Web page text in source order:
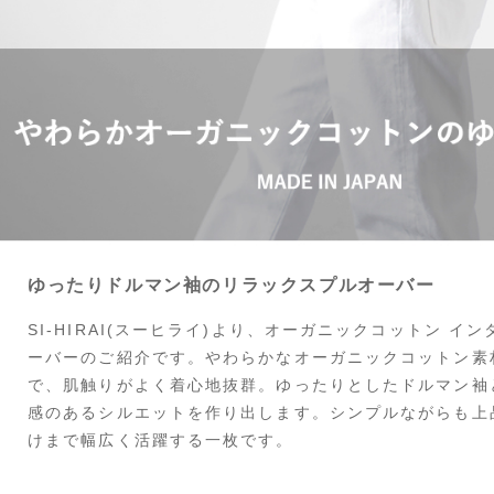
ゆったりドルマン袖のリラックスプルオーバー
SI-HIRAI(スーヒライ)より、オーガニックコットン イン
ーバーのご紹介です。やわらかなオーガニックコットン
で、肌触りがよく着心地抜群。ゆったりとしたドルマン
感のあるシルエットを作り出します。シンプルながらも
けまで幅広く活躍する一枚です。